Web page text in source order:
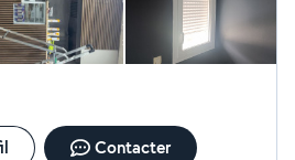
devis ou plus d'information
Contacter